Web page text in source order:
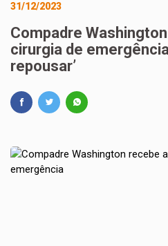
31/12/2023
Compadre
cirurgia de
repousar’